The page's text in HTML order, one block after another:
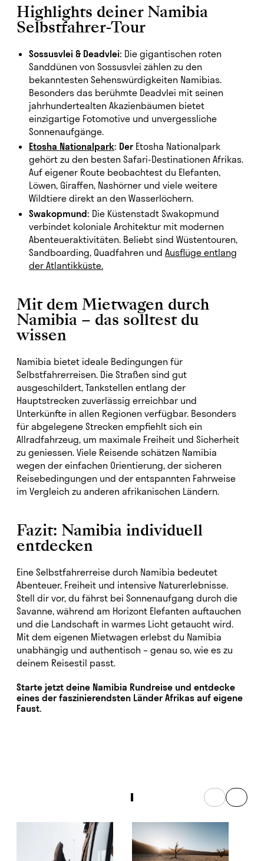
Highlights deiner Namibia
Selbstfahrer-Tour
Sossusvlei & Deadvlei: Die gigantischen roten
Sanddünen von Sossusvlei zählen zu den
bekanntesten Sehenswürdigkeiten Namibias.
Besonders das berühmte Deadvlei mit seinen
jahrhundertealten Akazienbäumen bietet
einzigartige Fotomotive und unvergessliche
Sonnenaufgänge.
Etosha Nationalpark: Der Etosha Nationalpark
gehört zu den besten Safari-Destinationen Afrikas.
Auf eigener Route beobachtest du Elefanten,
Löwen, Giraffen, Nashörner und viele weitere
Wildtiere direkt an den Wasserlöchern.
Swakopmund: Die Küstenstadt Swakopmund
verbindet koloniale Architektur mit modernen
Abenteueraktivitäten. Beliebt sind Wüstentouren,
Sandboarding, Quadfahren und Ausflüge entlang
der Atlantikküste.
Mit dem Mietwagen durch
Namibia – das solltest du
wissen
Namibia bietet ideale Bedingungen für
Selbstfahrerreisen. Die Straßen sind gut
ausgeschildert, Tankstellen entlang der
Hauptstrecken zuverlässig erreichbar und
Unterkünfte in allen Regionen verfügbar. Besonders
für abgelegene Strecken empfiehlt sich ein
Allradfahrzeug, um maximale Freiheit und Sicherheit
zu geniessen. Viele Reisende schätzen Namibia
wegen der einfachen Orientierung, der sicheren
Reisebedingungen und der entspannten Fahrweise
im Vergleich zu anderen afrikanischen Ländern.
Fazit: Namibia individuell
entdecken
Eine Selbstfahrerreise durch Namibia bedeutet
Abenteuer, Freiheit und intensive Naturerlebnisse.
Stell dir vor, du fährst bei Sonnenaufgang durch die
Savanne, während am Horizont Elefanten auftauchen
und die Landschaft in warmes Licht getaucht wird.
Mit dem eigenen Mietwagen erlebst du Namibia
unabhängig und authentisch – genau so, wie es zu
deinem Reisestil passt.
Starte jetzt deine Namibia Rundreise und entdecke
eines der faszinierendsten Länder Afrikas auf eigene
Faust.